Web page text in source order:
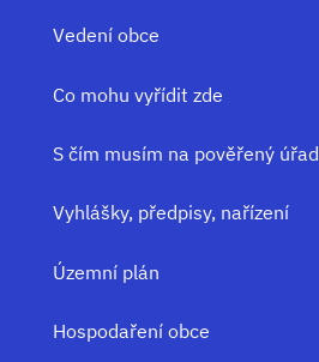
Vedení obce
Co mohu vyřídit zde
S čím musím na pověřený úřad
Vyhlášky, předpisy, nařízení
Územní plán
Hospodaření obce